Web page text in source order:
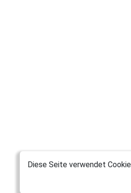
Diese Seite verwendet